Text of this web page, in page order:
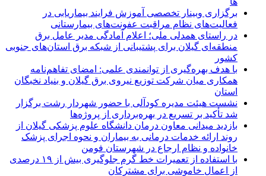
برگزاری وبینار تخصصی آموزش فرایند بیماریابی در
فعالیت‌های نظام مراقبت عفونت‌های بیمارستانی
در راستای همدلی ملی؛ اعلام آمادگی مدیر عامل برق
منطقه‌ای گیلان برای پشتیبانی از شبكه برق استان‌های جنوبی
كشور
با هدف بهره‌گیری از توانمندی علمی: امضای تفاهم‌نامه
همكاری میان شركت توزیع نیروی برق گیلان و بنیاد نخبگان
استان
نشست هیئت مدیره کودآلی با حضور شهردار رشت برگزار
شد تأکید بر تسریع در بهره‌برداری از پروژه‌ها
بازدید میدانی معاون درمان دانشگاه علوم پزشکی گیلان از
روند ارائه خدمات درمانی به بیماران و نحوه اجرای پزشک
خانواده و نظام ارجاع در شهرستان فومن
با استفاده از تعمیرات خط گرم جلوگیری بیش از ۱۹ درصدی
از اعمال خاموشی برای مشتركان